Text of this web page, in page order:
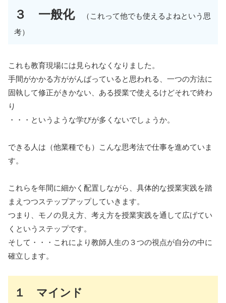
３ 一般化（これって他でも使えるよねという思
考）
これも教育現場には見られなくなりました。
手間がかかる方ががんばっていると思われる、一つの方法に
固執して修正がきかない、ある授業で使えるけどそれで終わ
り
・・・というような学びが多くないでしょうか。
できる人は（他業種でも）こんな思考法で仕事を進めていま
す。
これらを年間に細かく配置しながら、具体的な授業実践を踏
まえつつステップアップしていきます。
つまり、モノの見え方、考え方を授業実践を通して広げてい
くというステップです。
そして・・・これにより教師人生の３つの視点が自分の中に
確立します。
１ マインド